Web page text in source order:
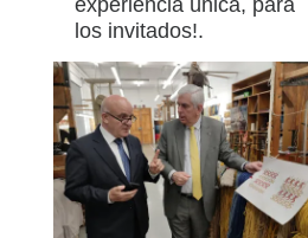
experiencia única, para
los invitados!.